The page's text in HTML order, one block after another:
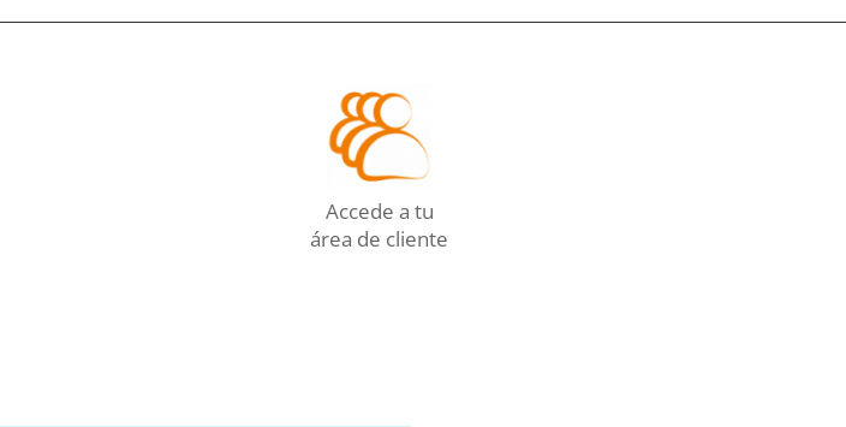
Accede a tu
área de cliente